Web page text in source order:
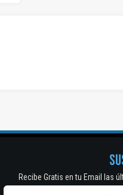
Recibe Gratis en tu Email las